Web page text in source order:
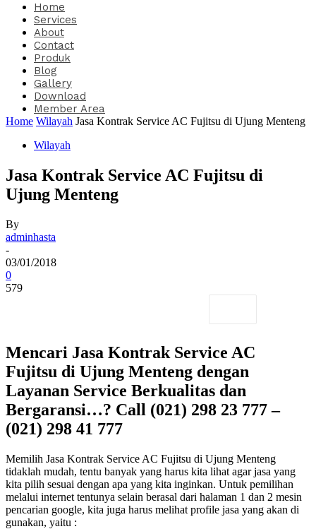
Home
Services
About
Contact
Produk
Blog
Gallery
Download
Member Area
Home Wilayah Jasa Kontrak Service AC Fujitsu di Ujung Menteng
Wilayah
Jasa Kontrak Service AC Fujitsu di
Ujung Menteng
By
adminhasta
-
03/01/2018
0
579
Mencari Jasa Kontrak Service AC
Fujitsu di Ujung Menteng dengan
Layanan Service Berkualitas dan
Bergaransi…? Call (021) 298 23 777 –
(021) 298 41 777
Memilih Jasa Kontrak Service AC Fujitsu di Ujung Menteng
tidaklah mudah, tentu banyak yang harus kita lihat agar jasa yang
kita pilih sesuai dengan apa yang kita inginkan. Untuk pemilihan
melalui internet tentunya selain berasal dari halaman 1 dan 2 mesin
pencarian google, kita juga harus melihat profile jasa yang akan di
gunakan, yaitu :